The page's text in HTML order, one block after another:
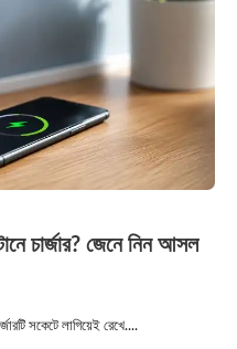
চার্জার? জেনে নিন আসল
সকেটে লাগিয়েই রেখে....